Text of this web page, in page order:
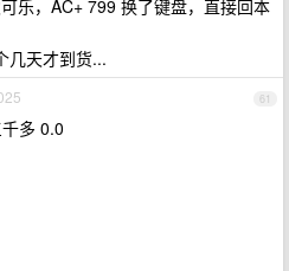
乐，AC+ 799 换了键盘，直接回本
几天才到货...
61
多 0.0